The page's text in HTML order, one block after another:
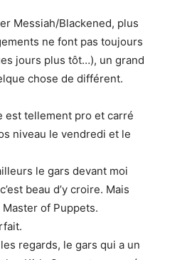
Messiah/Blackened, plus
ne font pas toujours
jours plus tôt…), un grand
chose de différent.
est tellement pro et carré
niveau le vendredi et le
le gars devant moi
beau d’y croire. Mais
of Puppets.
regards, le gars qui a un